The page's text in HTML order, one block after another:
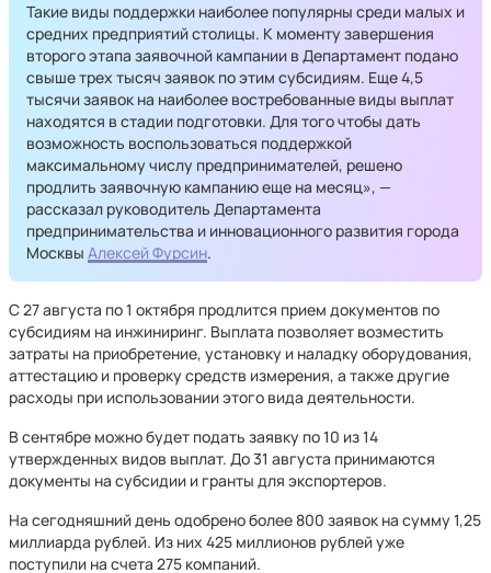
Такие виды поддержки наиболее популярны среди малых и
средних предприятий столицы. К моменту завершения
второго этапа заявочной кампании в Департамент подано
свыше трех тысяч заявок по этим субсидиям. Еще 4,5
тысячи заявок на наиболее востребованные виды выплат
находятся в стадии подготовки. Для того чтобы дать
возможность воспользоваться поддержкой
максимальному числу предпринимателей, решено
продлить заявочную кампанию еще на месяц», —
рассказал руководитель Департамента
предпринимательства и инновационного развития города
Москвы Алексей Фурсин.
С 27 августа по 1 октября продлится прием документов по
субсидиям на инжиниринг. Выплата позволяет возместить
затраты на приобретение, установку и наладку оборудования,
аттестацию и проверку средств измерения, а также другие
расходы при использовании этого вида деятельности.
В сентябре можно будет подать заявку по 10 из 14
утвержденных видов выплат. До 31 августа принимаются
документы на субсидии и гранты для экспортеров.
На сегодняшний день одобрено более 800 заявок на сумму 1,25
миллиарда рублей. Из них 425 миллионов рублей уже
поступили на счета 275 компаний.